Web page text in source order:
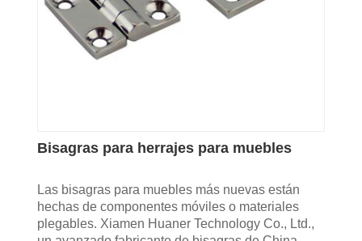
Bisagras para herrajes para muebles
Las bisagras para muebles más nuevas están
hechas de componentes móviles o materiales
plegables. Xiamen Huaner Technology Co., Ltd.,